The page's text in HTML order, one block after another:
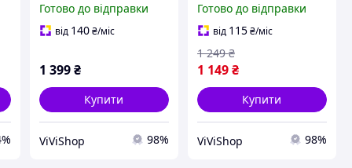
налокітники з
удароміцного пластику
Готово до відправки
від 140 ₴/міс
1 399 ₴
Купити
ViViShop 98%
налокітники коричневі
пластикові для безпеки
в польових умовах
Готово до відправки
від 115₴/міс
1 149₴
1 249 ₴
Купити
ViViShop 98%